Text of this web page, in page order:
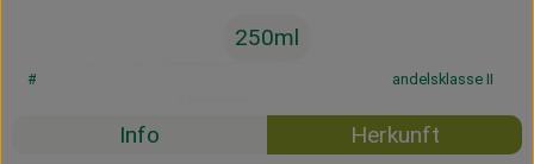
250ml
#54221 Handelsklasse II
Info Herkunft